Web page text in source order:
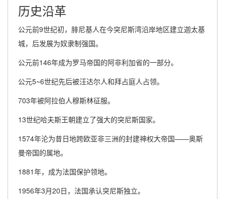
历史沿革
公元前9世纪初，腓尼基人在今突尼斯湾沿岸地区建立迦太基
城，后发展为奴隶制强国。
公元前146年成为罗马帝国的阿非利加省的一部分。
公元5~6世纪先后被汪达尔人和拜占庭人占领。
703年被阿拉伯人穆斯林征服。
13世纪哈夫斯王朝建立了强大的突尼斯国家。
1574年沦为昔日地跨欧亚非三洲的封建神权大帝国——奥斯
曼帝国的属地。
1881年，成为法国保护领地。
1956年3月20日，法国承认突尼斯独立。